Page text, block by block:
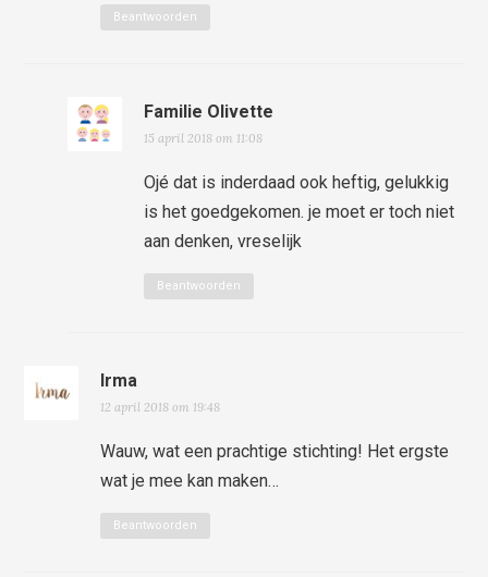
Beantwoorden
Familie Olivette
15 april 2018 om 11:08
Ojé dat is inderdaad ook heftig, gelukkig
is het goedgekomen. je moet er toch niet
aan denken, vreselijk
Beantwoorden
Irma
12 april 2018 om 19:48
Wauw, wat een prachtige stichting! Het ergste
wat je mee kan maken…
Beantwoorden